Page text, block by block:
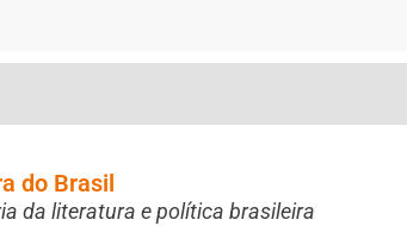
do Brasil
da literatura e política brasileira